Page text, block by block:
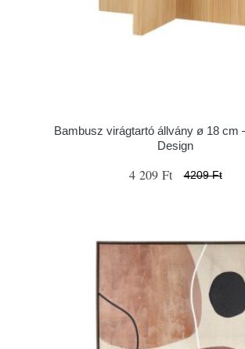
Bambusz virágtartó állvány ø 18 cm
Design
4 209 Ft 4209 Ft